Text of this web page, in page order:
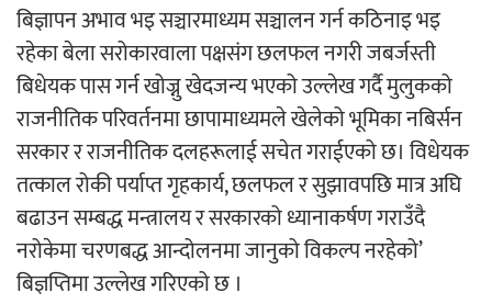
‘दुर्गा’ निर्माण गर्दै सम्राट
बिज्ञापन अभाव भइ सञ्चारमाध्यम सञ्चालन गर्न कठिनाइ भइ
रहेका बेला सरोकारवाला पक्षसंग छलफल नगरी जबर्जस्ती
बिधेयक पास गर्न खोज्नु खेदजन्य भएको उल्लेख गर्दै मुलुकको
राजनीतिक परिवर्तनमा छापामाध्यमले खेलेको भूमिका नबिर्सन
सरकार र राजनीतिक दलहरूलाई सचेत गराईएको छ। विधेयक
तत्काल रोकी पर्याप्त गृहकार्य, छलफल र सुझावपछि मात्र अघि
बढाउन सम्बद्ध मन्त्रालय र सरकारको ध्यानाकर्षण गराउँदै
नरोकेमा चरणबद्ध आन्दोलनमा जानुको विकल्प नरहेको’
बिज्ञप्तिमा उल्लेख गरिएको छ ।